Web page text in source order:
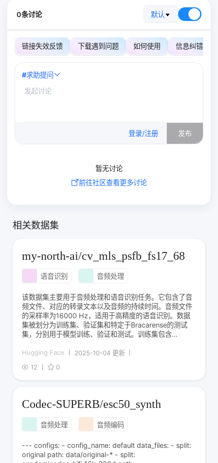
0条讨论 默认
链接失效反馈 下载遇到问题 如何使用 信息纠错
#求助提问
登录/注册 发布
暂无讨论
前往社区查看更多讨论
相关数据集
my-north-ai/cv_mls_psfb_fs17_68
语音识别 音频处理
该数据集主要用于音频处理和语音识别任务。它包含了音
频文件、对应的转录文本以及音频的持续时间。音频文件
的采样率为16000 Hz，适用于高精度的语音识别。数据
集被划分为训练集、验证集和特定于Bracarense的测试
集，分别用于模型训练、验证和测试。训练集包含
1177个样本。数据集的总下载大小为42720638370字
节，实际数据集大小为37
Hugging Face
2025-10-04 更新
12
0
Codec-SUPERB/esc50_synth
音频处理 音频编码
--- configs: - config_name: default data_files: - split:
original path: data/original-* - split: